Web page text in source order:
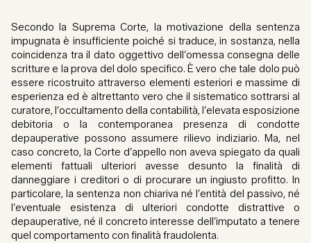
Secondo la Suprema Corte, la motivazione della sentenza
impugnata è insufficiente poiché si traduce, in sostanza, nella
coincidenza tra il dato oggettivo dell’omessa consegna delle
scritture e la prova del dolo specifico. È vero che tale dolo può
essere ricostruito attraverso elementi esteriori e massime di
esperienza ed è altrettanto vero che il sistematico sottrarsi al
curatore, l’occultamento della contabilità, l’elevata esposizione
debitoria o la contemporanea presenza di condotte
depauperative possono assumere rilievo indiziario. Ma, nel
caso concreto, la Corte d’appello non aveva spiegato da quali
elementi fattuali ulteriori avesse desunto la finalità di
danneggiare i creditori o di procurare un ingiusto profitto. In
particolare, la sentenza non chiariva né l’entità del passivo, né
l’eventuale esistenza di ulteriori condotte distrattive o
depauperative, né il concreto interesse dell’imputato a tenere
quel comportamento con finalità fraudolenta.